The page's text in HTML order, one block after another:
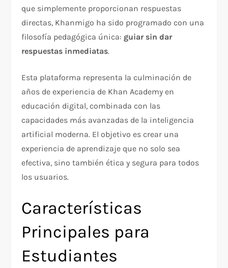
que simplemente proporcionan respuestas
directas, Khanmigo ha sido programado con una
filosofía pedagógica única: guiar sin dar
respuestas inmediatas.
Esta plataforma representa la culminación de
años de experiencia de Khan Academy en
educación digital, combinada con las
capacidades más avanzadas de la inteligencia
artificial moderna. El objetivo es crear una
experiencia de aprendizaje que no solo sea
efectiva, sino también ética y segura para todos
los usuarios.
Características
Principales para
Estudiantes